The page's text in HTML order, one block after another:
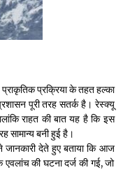
May
प्राकृतिक प्रक्रिया के तहत हल्का
पूरी तरह सतर्क है। रेस्क्यू
राहत की बात यह है कि इस
सामान्य बनी हुई है।
जानकारी देते हुए बताया कि आज
एवलांच की घटना दर्ज की गई, जो